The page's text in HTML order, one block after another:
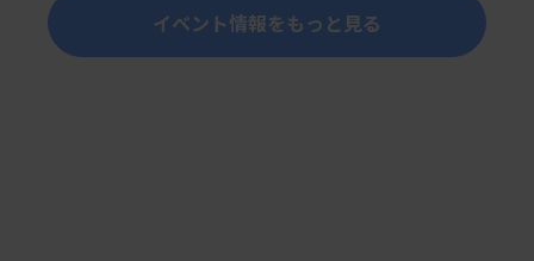
イベント情報をもっと見る